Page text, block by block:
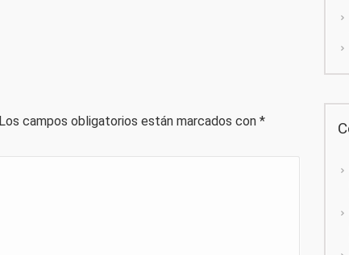
Los campos obligatorios están marcados con *